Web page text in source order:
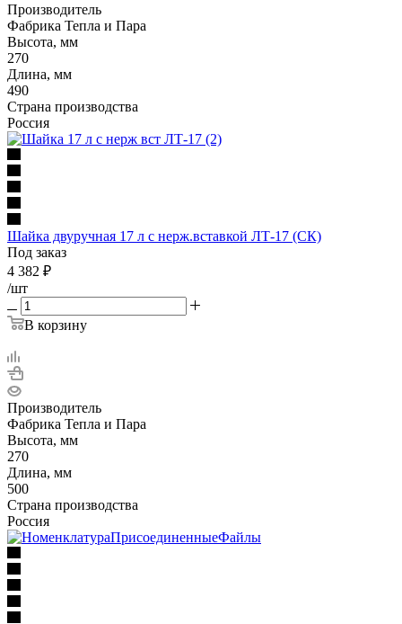
Производитель
Фабрика Тепла и Пара
Высота, мм
270
Длина, мм
490
Страна производства
Россия
Шайка двуручная 17 л с нерж.вставкой ЛТ-17 (СК)
Под заказ
4 382 ₽
/шт
В корзину
Производитель
Фабрика Тепла и Пара
Высота, мм
270
Длина, мм
500
Страна производства
Россия